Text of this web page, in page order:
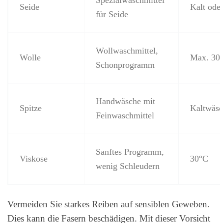
Seide
für Seide
Kalt
Wolle
Wollwaschmittel,
Schonprogramm
Max.
Spitze
Handwäsche mit
Feinwaschmittel
Viskose
Sanftes Programm,
wenig Schleudern
30°C
Vermeiden Sie starkes Reiben auf sensiblen Geweben.
Dies kann die Fasern beschädigen. Mit dieser Vorsicht